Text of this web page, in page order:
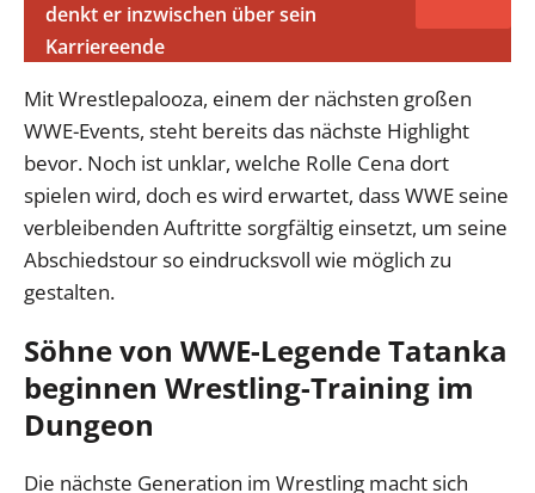
denkt er inzwischen über sein
Karriereende
Mit Wrestlepalooza, einem der nächsten großen
WWE-Events, steht bereits das nächste Highlight
bevor. Noch ist unklar, welche Rolle Cena dort
spielen wird, doch es wird erwartet, dass WWE seine
verbleibenden Auftritte sorgfältig einsetzt, um seine
Abschiedstour so eindrucksvoll wie möglich zu
gestalten.
Söhne von WWE-Legende Tatanka
beginnen Wrestling-Training im
Dungeon
Die nächste Generation im Wrestling macht sich